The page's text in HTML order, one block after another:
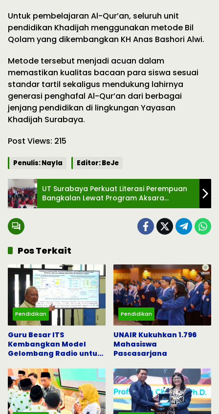
Untuk pembelajaran Al-Qur’an, seluruh unit
pendidikan Khadijah menggunakan metode Bil
Qolam yang dikembangkan KH Anas Bashori Alwi.
Metode tersebut menjadi acuan dalam
memastikan kualitas bacaan para siswa sesuai
standar tartil sekaligus mendukung lahirnya
generasi penghafal Al-Qur’an dari berbagai
jenjang pendidikan di lingkungan Yayasan
Khadijah Surabaya.
Post Views: 215
Penulis: Nayla Editor: BeJe
UT Surabaya Perkuat Literasi Perempuan
Bangkalan Lewat Program Aksara
Berdaya Berbasis Budaya Madura
Pos Terkait
Pendidikan
Guru Besar ITS
Kembangkan Model
Gelombang Radio untuk
Darurat
Pendidikan
UNAIR Kukuhkan 1.796
Mahasiswa
Pascasarjana